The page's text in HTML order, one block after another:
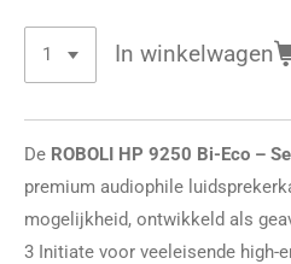
In winkelwagen
De ROBOLI HP 9250 Bi-Eco –
premium audiophile
mogelijkheid, ontwikkeld als
3 Initiate voor veeleisende high-